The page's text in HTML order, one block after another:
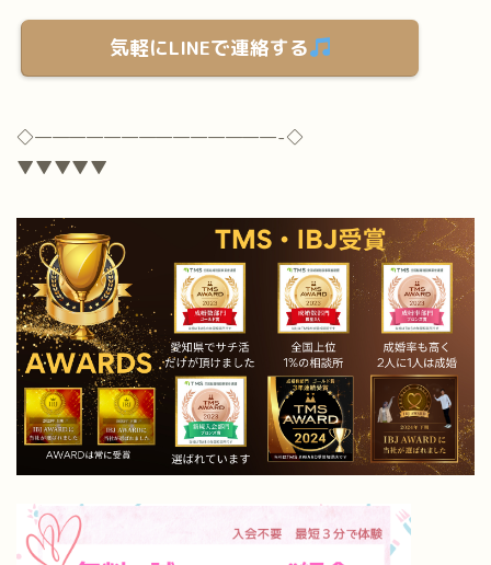
気軽にLINEで連絡する
◇——————————————-◇
▼▼▼▼▼